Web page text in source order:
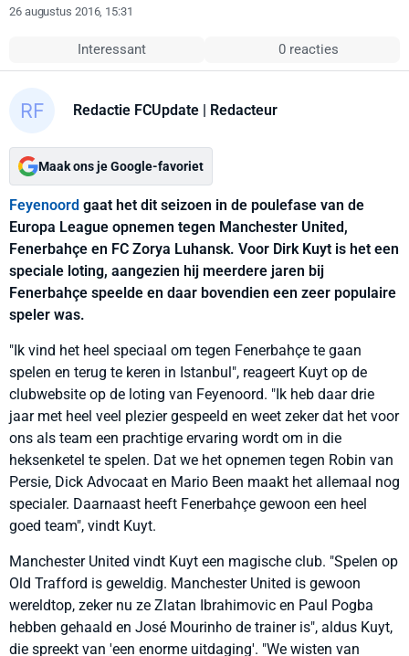
26 augustus 2016, 15:31
Interessant 0 reacties
Redactie FCUpdate | Redacteur
Maak ons je Google-favoriet
Feyenoord gaat het dit seizoen in de poulefase van de
Europa League opnemen tegen Manchester United,
Fenerbahçe en FC Zorya Luhansk. Voor Dirk Kuyt is het een
speciale loting, aangezien hij meerdere jaren bij
Fenerbahçe speelde en daar bovendien een zeer populaire
speler was.
"Ik vind het heel speciaal om tegen Fenerbahçe te gaan
spelen en terug te keren in Istanbul", reageert Kuyt op de
clubwebsite op de loting van Feyenoord. "Ik heb daar drie
jaar met heel veel plezier gespeeld en weet zeker dat het voor
ons als team een prachtige ervaring wordt om in die
heksenketel te spelen. Dat we het opnemen tegen Robin van
Persie, Dick Advocaat en Mario Been maakt het allemaal nog
specialer. Daarnaast heeft Fenerbahçe gewoon een heel
goed team", vindt Kuyt.
Manchester United vindt Kuyt een magische club. "Spelen op
Old Trafford is geweldig. Manchester United is gewoon
wereldtop, zeker nu ze Zlatan Ibrahimovic en Paul Pogba
hebben gehaald en José Mourinho de trainer is", aldus Kuyt,
die spreekt van 'een enorme uitdaging'. "We wisten van